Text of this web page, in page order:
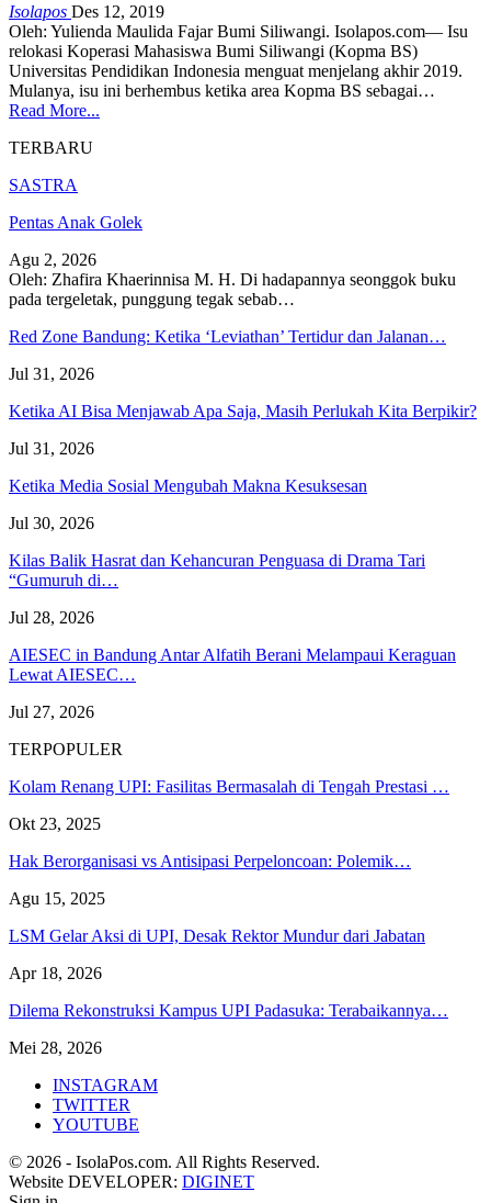
Isolapos Des 12, 2019
Oleh: Yulienda Maulida Fajar Bumi Siliwangi. Isolapos.com— Isu
relokasi Koperasi Mahasiswa Bumi Siliwangi (Kopma BS)
Universitas Pendidikan Indonesia menguat menjelang akhir 2019.
Mulanya, isu ini berhembus ketika area Kopma BS sebagai…
Read More...
TERBARU
SASTRA
Pentas Anak Golek
Agu 2, 2026
Oleh: Zhafira Khaerinnisa M. H. Di hadapannya seonggok buku
pada tergeletak, punggung tegak sebab…
Red Zone Bandung: Ketika ‘Leviathan’ Tertidur dan Jalanan…
Jul 31, 2026
Ketika AI Bisa Menjawab Apa Saja, Masih Perlukah Kita Berpikir?
Jul 31, 2026
Ketika Media Sosial Mengubah Makna Kesuksesan
Jul 30, 2026
Kilas Balik Hasrat dan Kehancuran Penguasa di Drama Tari
“Gumuruh di…
Jul 28, 2026
AIESEC in Bandung Antar Alfatih Berani Melampaui Keraguan
Lewat AIESEC…
Jul 27, 2026
TERPOPULER
Kolam Renang UPI: Fasilitas Bermasalah di Tengah Prestasi …
Okt 23, 2025
Hak Berorganisasi vs Antisipasi Perpeloncoan: Polemik…
Agu 15, 2025
LSM Gelar Aksi di UPI, Desak Rektor Mundur dari Jabatan
Apr 18, 2026
Dilema Rekonstruksi Kampus UPI Padasuka: Terabaikannya…
Mei 28, 2026
INSTAGRAM
TWITTER
YOUTUBE
© 2026 - IsolaPos.com. All Rights Reserved.
Website DEVELOPER: DIGINET